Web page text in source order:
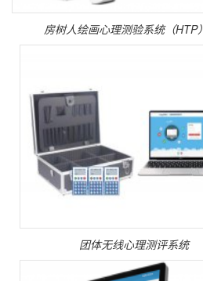
房树人绘画心理测验系统（HTP）
团体无线心理测评系统